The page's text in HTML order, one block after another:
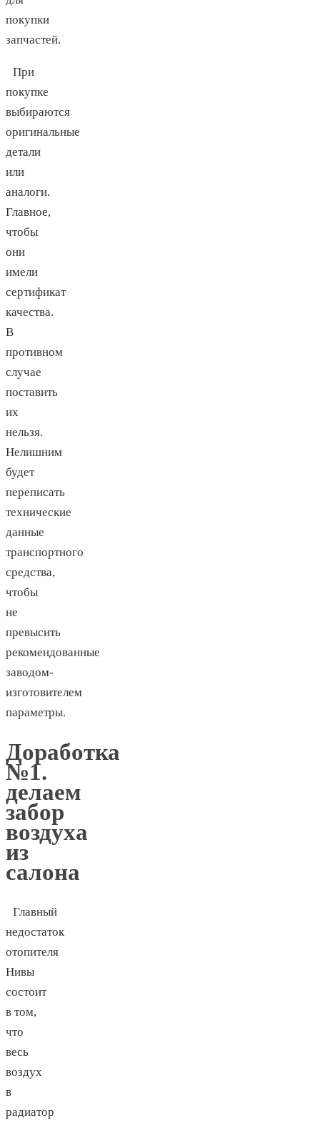
покупки
запчастей.
При
покупке
выбираются
оригинальные
детали
или
аналоги.
Главное,
чтобы
они
имели
сертификат
качества.
В
противном
случае
поставить
их
нельзя.
Нелишним
будет
переписать
технические
данные
транспортного
средства,
чтобы
не
превысить
рекомендованные
заводом-
изготовителем
параметры.
Доработка
№1.
делаем
забор
воздуха
из
салона
Главный
недостаток
отопителя
Нивы
состоит
в том,
что
весь
воздух
в
радиатор